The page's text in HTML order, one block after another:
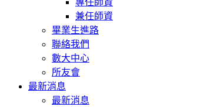
兼任師資
畢業生進路
聯絡我們
數大中心
所友會
最新消息
最新消息